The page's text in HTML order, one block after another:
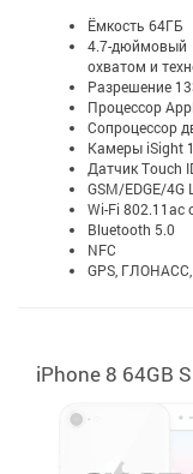
Ёмкость 64ГБ
4.7-дюймовый
охватом и
Разрешение
Процессор
Сопроцессор
Камеры iSight
Датчик Touch
GSM/EDGE/4G
Wi-Fi 802.11ac
Bluetooth 5.0
NFC
GPS, ГЛОНАСС,
iPhone 8 64GB